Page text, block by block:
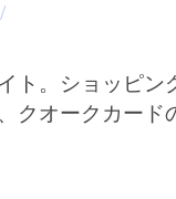
ト。ショッピン
クオークカー